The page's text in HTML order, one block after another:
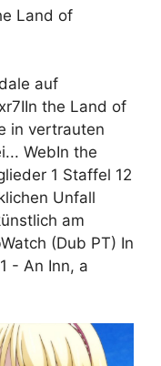
auf
the Land of
in vertrauten
WebIn the
1 Staffel 12
Unfall
am
(Dub PT) In
- An Inn, a